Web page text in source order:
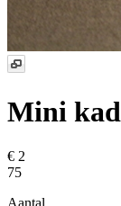
Mini
€ 2
75
Aantal